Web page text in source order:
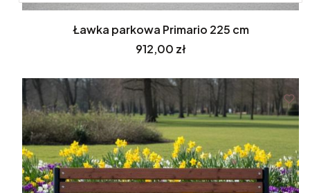
Ławka parkowa Primario 225 cm
Cena
912,00 zł